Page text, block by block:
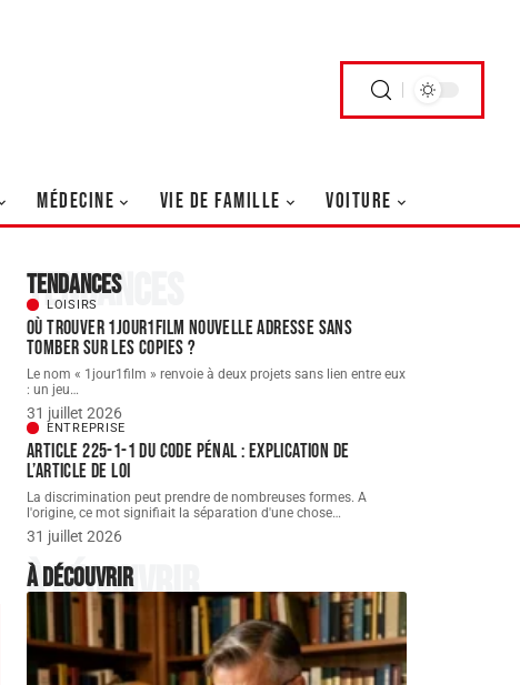
MÉDECINE VIE DE FAMILLE VOITURE
Tendances
Tendances
LOISIRS
Où trouver 1jour1film nouvelle adresse sans
tomber sur les copies ?
Le nom « 1jour1film » renvoie à deux projets sans lien entre eux
: un jeu…
31 juillet 2026
ENTREPRISE
Article 225-1-1 du Code pénal : explication de
l’article de loi
La discrimination peut prendre de nombreuses formes. A
l'origine, ce mot signifiait la séparation d'une chose…
31 juillet 2026
À découvrir
À découvrir